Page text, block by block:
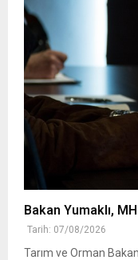
Bakan Yumaklı,
Tarih: 07/08/2026
Tarım ve Orman